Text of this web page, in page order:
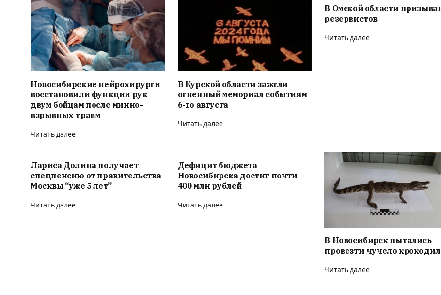
Новосибирские нейрохирурги
восстановили функции рук
двум бойцам после минно-
взрывных травм
Читать далее
В Курской области зажгли
огненный мемориал событиям
6-го августа
Читать далее
В Омской области
резервистов
Читать далее
Лариса Долина получает
спецпенсию от правительства
Москвы “уже 5 лет”
Читать далее
Дефицит бюджета
Новосибирска достиг почти
400 млн рублей
Читать далее
В Новосибирск пытались
провезти чучело
Читать далее